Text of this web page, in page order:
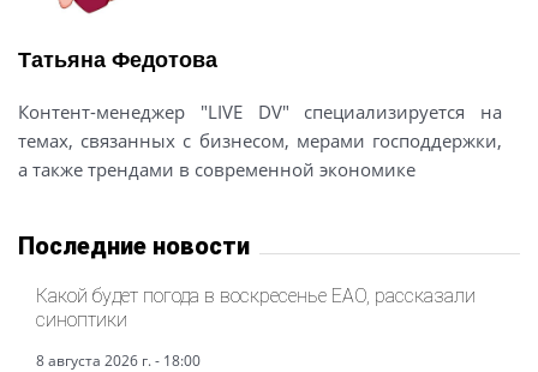
Татьяна Федотова
Контент-менеджер "LIVE DV" специализируется на
темах, связанных с бизнесом, мерами господдержки,
а также трендами в современной экономике
Последние новости
Какой будет погода в воскресенье ЕАО, рассказали
синоптики
8 августа 2026 г. - 18:00